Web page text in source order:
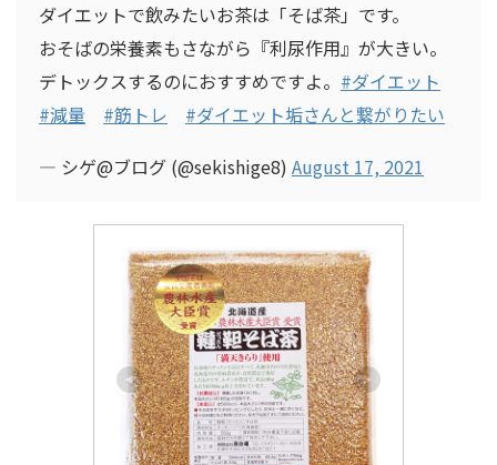
ダイエットで飲みたいお茶は「そば茶」です。
おそばの栄養素もさながら『利尿作用』が大きい。
デトックスするのにおすすめですよ。 #ダイエット
#減量
#筋トレ
#ダイエット垢さんと繋がりたい
— シゲ@ブログ (@sekishige8) August 17, 2021